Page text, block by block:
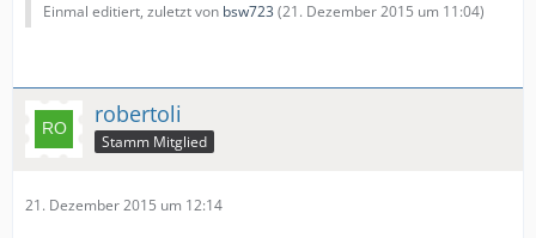
Einmal editiert, zuletzt von bsw723 (21. Dezember 2015 um 11:04)
robertoli
Stamm Mitglied
21. Dezember 2015 um 12:14